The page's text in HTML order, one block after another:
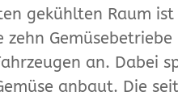
gekühlten Raum
zehn
an. Dabei
anbaut. Die